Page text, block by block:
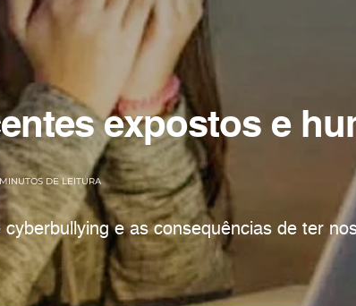
expostos e
DE LEITURA
e as consequências de ter